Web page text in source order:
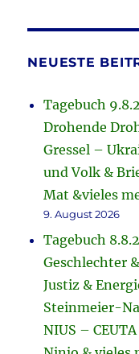
NEUESTE
Tagebuch
Drohende
Gressel –
und Volk &
Mat &vieles
9. August 2026
Tagebuch
Geschlechter
Justiz &
Steinmeier-
NIUS –